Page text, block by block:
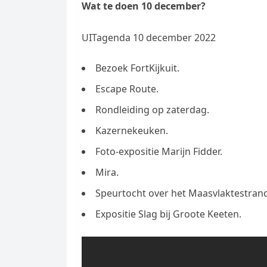
Wat te doen 10 december?
UITagenda 10 december 2022
Bezoek FortKijkuit.
Escape Route.
Rondleiding op zaterdag.
Kazernekeuken.
Foto-expositie Marijn Fidder.
Mira.
Speurtocht over het
Expositie Slag bij Groote Keeten.